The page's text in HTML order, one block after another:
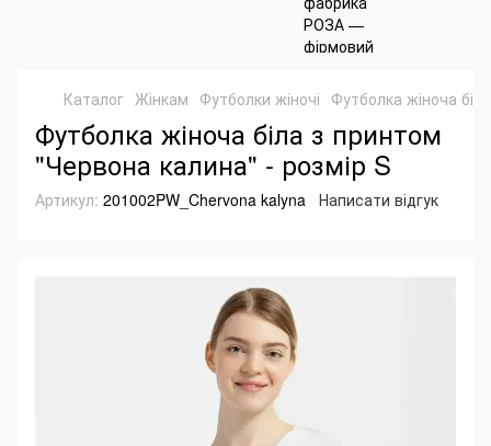
Каталог Жінкам Футболки жіночі Футболка жіноча
Футболка жіноча біла з принтом
"Червона калина" - розмір S
Артикул: 201002PW_Chervona kalyna Написати відгук